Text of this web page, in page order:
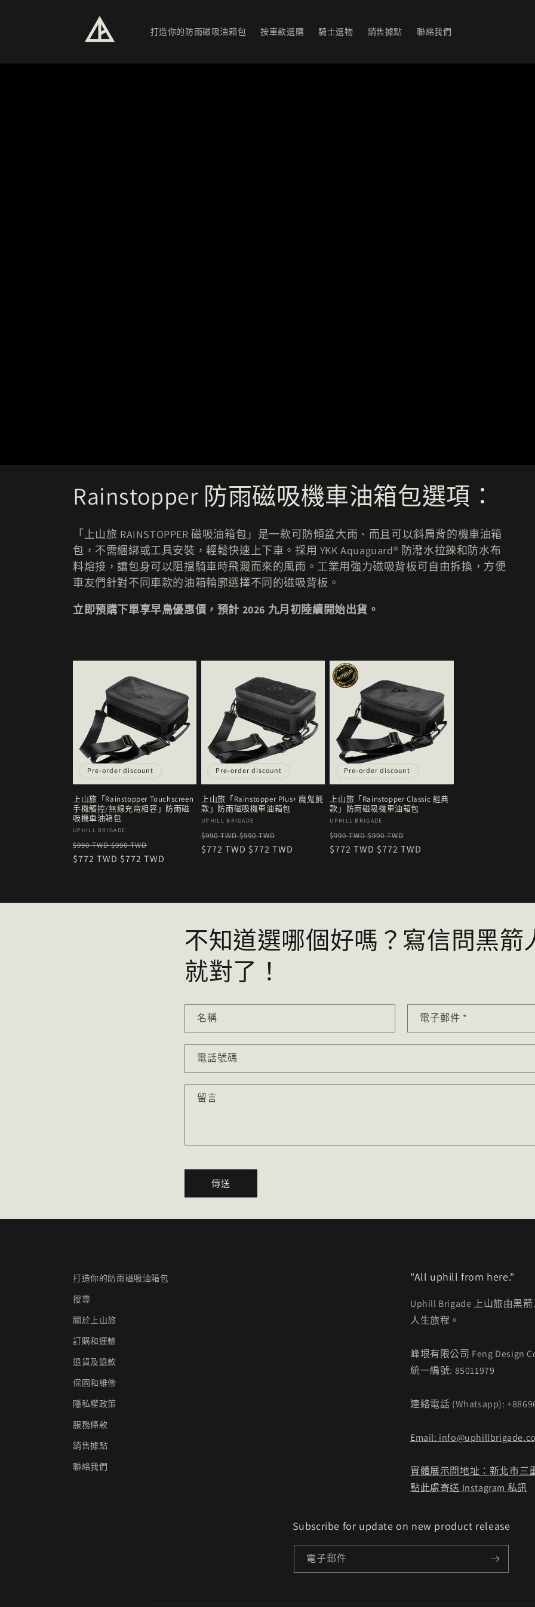
打造你的防雨磁吸油箱包 按車款選購 騎士選物 銷售據點 聯絡我們
商
品
系
列
:
Rainstopper 防雨磁吸機車油箱包選項：
「上山旅 RAINSTOPPER 磁吸油箱包」是一款可防傾盆大雨、而且可以斜肩背的機車油箱
包，不需綑綁或工具安裝，輕鬆快速上下車。採用 YKK Aquaguard® 防潑水拉鍊和防水布
料熔接，讓包身可以阻擋騎車時飛濺而來的風雨。工業用強力磁吸背板可自由拆換，方便
車友們針對不同車款的油箱輪廓選擇不同的磁吸背板。
立即預購下單享早鳥優惠價，預計 2026 九月初陸續開始出貨。
Pre-order discount
上山旅「Rainstopper Touchscreen
手機觸控/無線充電相容」防雨磁
吸機車油箱包
廠
商：
UPHILL BRIGADE
定
價
$990 TWD$990 TWD
價
$772 TWD $772 TWD
Pre-order discount
上山旅「Rainstopper Plus+ 魔鬼氈
款」防雨磁吸機車油箱包
廠
商：
UPHILL BRIGADE
定
價
$990 TWD$990 TWD
價
$772 TWD $772 TWD
Pre-order discount
上山旅「Rainstopper Classic 經典
款」防雨磁吸機車油箱包
廠
商：
UPHILL BRIGADE
定
價
$990 TWD$990 TWD
價
$772 TWD $772 TWD
不知道選哪個好嗎？寫信問黑箭
就對了！
名稱 電子郵件 *
電話號碼
留言
傳送
打造你的防雨磁吸油箱包
搜尋
關於上山旅
訂購和運輸
退貨及退款
保固和維修
隱私權政策
服務條款
銷售據點
聯絡我們
"All uphill from here."
Uphill Brigade 上山旅由黑
人生旅程。
峰垠有限公司 Feng Design
統一編號: 85011979
連絡電話 (Whatsapp):
Email:
實體展示間地址：新北市三
點此處寄送 Instagram 私訊
Subscribe for update on new product release
電子郵件